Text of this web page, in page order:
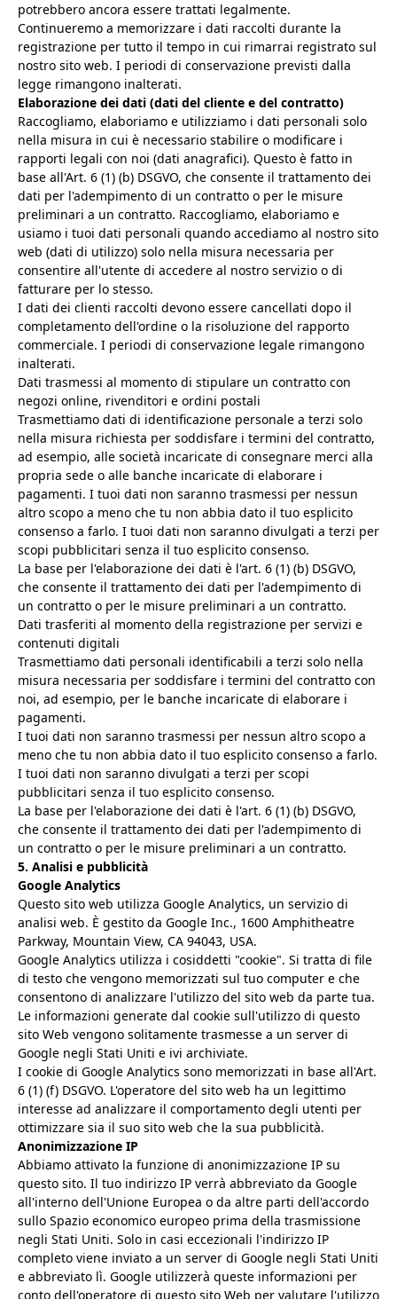
potrebbero ancora essere trattati legalmente.
Continueremo a memorizzare i dati raccolti durante la
registrazione per tutto il tempo in cui rimarrai registrato sul
nostro sito web. I periodi di conservazione previsti dalla
legge rimangono inalterati.
Elaborazione dei dati (dati del cliente e del contratto)
Raccogliamo, elaboriamo e utilizziamo i dati personali solo
nella misura in cui è necessario stabilire o modificare i
rapporti legali con noi (dati anagrafici). Questo è fatto in
base all'Art. 6 (1) (b) DSGVO, che consente il trattamento dei
dati per l'adempimento di un contratto o per le misure
preliminari a un contratto. Raccogliamo, elaboriamo e
usiamo i tuoi dati personali quando accediamo al nostro sito
web (dati di utilizzo) solo nella misura necessaria per
consentire all'utente di accedere al nostro servizio o di
fatturare per lo stesso.
I dati dei clienti raccolti devono essere cancellati dopo il
completamento dell'ordine o la risoluzione del rapporto
commerciale. I periodi di conservazione legale rimangono
inalterati.
Dati trasmessi al momento di stipulare un contratto con
negozi online, rivenditori e ordini postali
Trasmettiamo dati di identificazione personale a terzi solo
nella misura richiesta per soddisfare i termini del contratto,
ad esempio, alle società incaricate di consegnare merci alla
propria sede o alle banche incaricate di elaborare i
pagamenti. I tuoi dati non saranno trasmessi per nessun
altro scopo a meno che tu non abbia dato il tuo esplicito
consenso a farlo. I tuoi dati non saranno divulgati a terzi per
scopi pubblicitari senza il tuo esplicito consenso.
La base per l'elaborazione dei dati è l'art. 6 (1) (b) DSGVO,
che consente il trattamento dei dati per l'adempimento di
un contratto o per le misure preliminari a un contratto.
Dati trasferiti al momento della registrazione per servizi e
contenuti digitali
Trasmettiamo dati personali identificabili a terzi solo nella
misura necessaria per soddisfare i termini del contratto con
noi, ad esempio, per le banche incaricate di elaborare i
pagamenti.
I tuoi dati non saranno trasmessi per nessun altro scopo a
meno che tu non abbia dato il tuo esplicito consenso a farlo.
I tuoi dati non saranno divulgati a terzi per scopi
pubblicitari senza il tuo esplicito consenso.
La base per l'elaborazione dei dati è l'art. 6 (1) (b) DSGVO,
che consente il trattamento dei dati per l'adempimento di
un contratto o per le misure preliminari a un contratto.
5. Analisi e pubblicità
Google Analytics
Questo sito web utilizza Google Analytics, un servizio di
analisi web. È gestito da Google Inc., 1600 Amphitheatre
Parkway, Mountain View, CA 94043, USA.
Google Analytics utilizza i cosiddetti "cookie". Si tratta di file
di testo che vengono memorizzati sul tuo computer e che
consentono di analizzare l'utilizzo del sito web da parte tua.
Le informazioni generate dal cookie sull'utilizzo di questo
sito Web vengono solitamente trasmesse a un server di
Google negli Stati Uniti e ivi archiviate.
I cookie di Google Analytics sono memorizzati in base all'Art.
6 (1) (f) DSGVO. L'operatore del sito web ha un legittimo
interesse ad analizzare il comportamento degli utenti per
ottimizzare sia il suo sito web che la sua pubblicità.
Anonimizzazione IP
Abbiamo attivato la funzione di anonimizzazione IP su
questo sito. Il tuo indirizzo IP verrà abbreviato da Google
all'interno dell'Unione Europea o da altre parti dell'accordo
sullo Spazio economico europeo prima della trasmissione
negli Stati Uniti. Solo in casi eccezionali l'indirizzo IP
completo viene inviato a un server di Google negli Stati Uniti
e abbreviato lì. Google utilizzerà queste informazioni per
conto dell'operatore di questo sito Web per valutare l'utilizzo